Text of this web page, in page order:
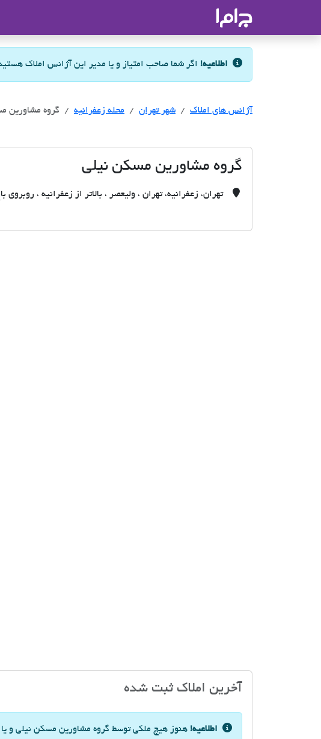
اطلاعیه! اگر شما صاحب امتیاز و یا مدیر این آژانس املاک
آژانس های املاک آژانس های املاک
شهر تهران آژانس های املاک
محله زعفرانیه گروه مشاورین
گروه مشاورین مسکن نیلی
تهران، زعفرانیه، تهران ، ولیعصر ، بالاتر از زعفرانیه ، روبروی
آخرین املاک ثبت شده
اطلاعیه! هنوز هیچ ملکی توسط گروه مشاورین مسکن نیلی و